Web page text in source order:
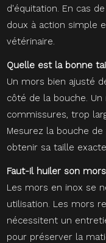
d'équitation. En cas
doux à action simple
vétérinaire.
Quelle est la bonne
Un mors bien ajusté
côté de la bouche.
commissures, trop
Mesurez la bouche
obtenir sa taille
Faut-il huiler son
Les mors en inox se
utilisation. Les mors
nécessitent un
pour préserver la